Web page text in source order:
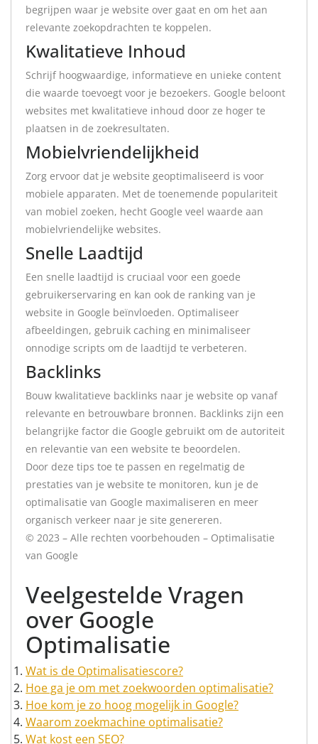
begrijpen waar je website over gaat en om het aan
relevante zoekopdrachten te koppelen.
Kwalitatieve Inhoud
Schrijf hoogwaardige, informatieve en unieke content
die waarde toevoegt voor je bezoekers. Google beloont
websites met kwalitatieve inhoud door ze hoger te
plaatsen in de zoekresultaten.
Mobielvriendelijkheid
Zorg ervoor dat je website geoptimaliseerd is voor
mobiele apparaten. Met de toenemende populariteit
van mobiel zoeken, hecht Google veel waarde aan
mobielvriendelijke websites.
Snelle Laadtijd
Een snelle laadtijd is cruciaal voor een goede
gebruikerservaring en kan ook de ranking van je
website in Google beïnvloeden. Optimaliseer
afbeeldingen, gebruik caching en minimaliseer
onnodige scripts om de laadtijd te verbeteren.
Backlinks
Bouw kwalitatieve backlinks naar je website op vanaf
relevante en betrouwbare bronnen. Backlinks zijn een
belangrijke factor die Google gebruikt om de autoriteit
en relevantie van een website te beoordelen.
Door deze tips toe te passen en regelmatig de
prestaties van je website te monitoren, kun je de
optimalisatie van Google maximaliseren en meer
organisch verkeer naar je site genereren.
© 2023 – Alle rechten voorbehouden – Optimalisatie
van Google
Veelgestelde Vragen
over Google
Optimalisatie
Wat is de Optimalisatiescore?
Hoe ga je om met zoekwoorden optimalisatie?
Hoe kom je zo hoog mogelijk in Google?
Waarom zoekmachine optimalisatie?
Wat kost een SEO?